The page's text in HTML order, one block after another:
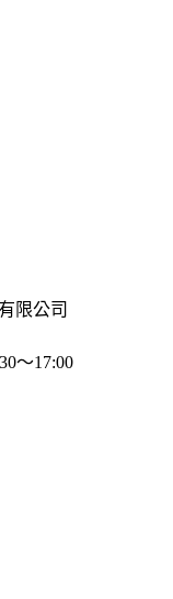
限公司
～17:00